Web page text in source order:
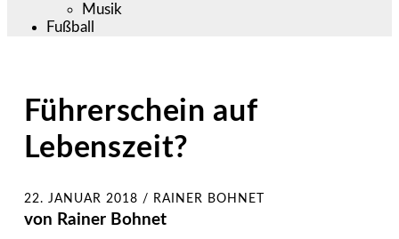
Musik
Fußball
Führerschein auf
Lebenszeit?
22. JANUAR 2018 / RAINER BOHNET
von Rainer Bohnet